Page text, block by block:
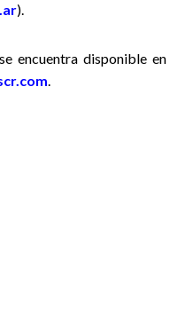
).
encuentra disponible en
.